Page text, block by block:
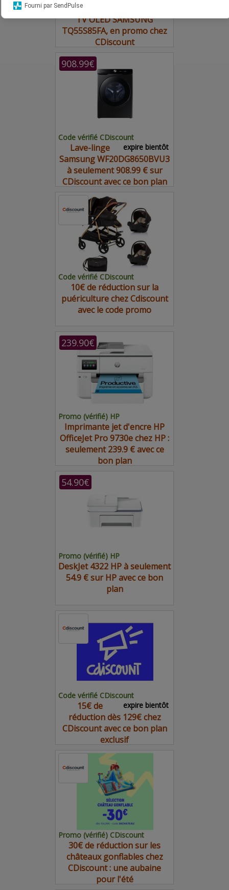
814 € pour le
TV OLED SAMSUNG
TQ55S85FA, en promo chez
CDiscount
908.99€
Code vérifié CDiscount
expire bientôt
Lave-linge
Samsung WF20DG8650BVU3
à seulement 908.99 € sur
CDiscount avec ce bon plan
Code vérifié CDiscount
10€ de réduction sur la
puériculture chez Cdiscount
avec le code promo
239.90€
Promo (vérifié) HP
Imprimante jet d'encre HP
OfficeJet Pro 9730e chez HP :
seulement 239.9 € avec ce
bon plan
54.90€
Promo (vérifié) HP
DeskJet 4322 HP à seulement
54.9 € sur HP avec ce bon
plan
Code vérifié CDiscount
expire bientôt
15€ de
réduction dès 129€ chez
CDiscount avec ce bon plan
exclusif
Promo (vérifié) CDiscount
30€ de réduction sur les
châteaux gonflables chez
CDiscount : une aubaine
pour l'été
Fourni par SendPulse